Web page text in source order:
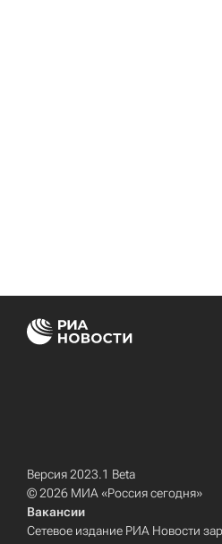
Версия 2023.1 Beta
© 2026 МИА «Россия сегодня»
Вакансии
Сетевое издание РИА Новости